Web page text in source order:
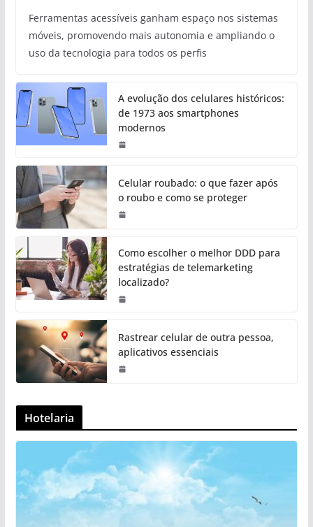
Ferramentas acessíveis ganham espaço nos sistemas
móveis, promovendo mais autonomia e ampliando o
uso da tecnologia para todos os perfis
A evolução dos celulares históricos:
de 1973 aos smartphones
modernos
Celular roubado: o que fazer após
o roubo e como se proteger
Como escolher o melhor DDD para
estratégias de telemarketing
localizado?
Rastrear celular de outra pessoa,
aplicativos essenciais
Hotelaria